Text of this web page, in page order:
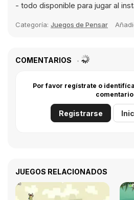
- todo disponible para jugar al
Categoría: Juegos de Pensar
COMENTARIOS
Por favor regístrate o
comentario
Registrarse
JUEGOS RELACIONADOS